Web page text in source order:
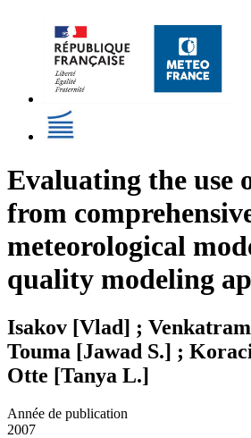
Evaluating the use
from
meteorological
quality modeling
Isakov [Vlad] ;
Touma [Jawad S.] ;
Otte [Tanya L.]
Année de publication
2007